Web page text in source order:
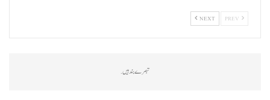
NEXT
تبصرے بند ہیں.